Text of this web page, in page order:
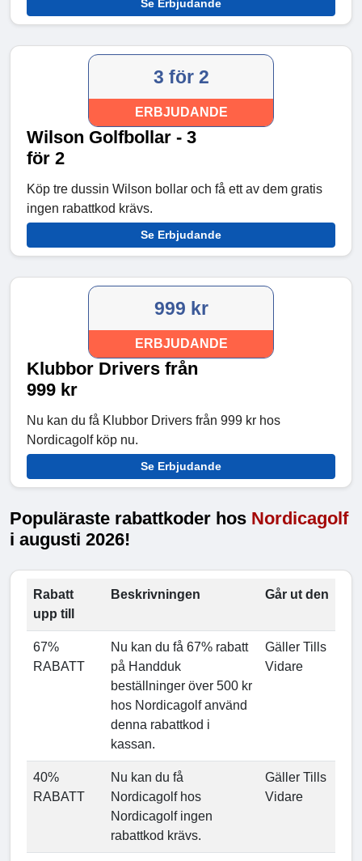
Se Erbjudande
3 för 2
ERBJUDANDE
Wilson Golfbollar - 3
för 2
Köp tre dussin Wilson bollar och få ett av dem gratis
ingen rabattkod krävs.
Se Erbjudande
999 kr
ERBJUDANDE
Klubbor Drivers från
999 kr
Nu kan du få Klubbor Drivers från 999 kr hos
Nordicagolf köp nu.
Se Erbjudande
Populäraste rabattkoder hos Nordicagolf
i augusti 2026!
Rabatt
upp till
Beskrivningen Går ut den
67%
RABATT
Nu kan du få 67% rabatt
på Handduk
beställninger över 500 kr
hos Nordicagolf använd
denna rabattkod i
kassan.
Gäller Tills
Vidare
40%
RABATT
Nu kan du få
Nordicagolf hos
Nordicagolf ingen
rabattkod krävs.
Gäller Tills
Vidare